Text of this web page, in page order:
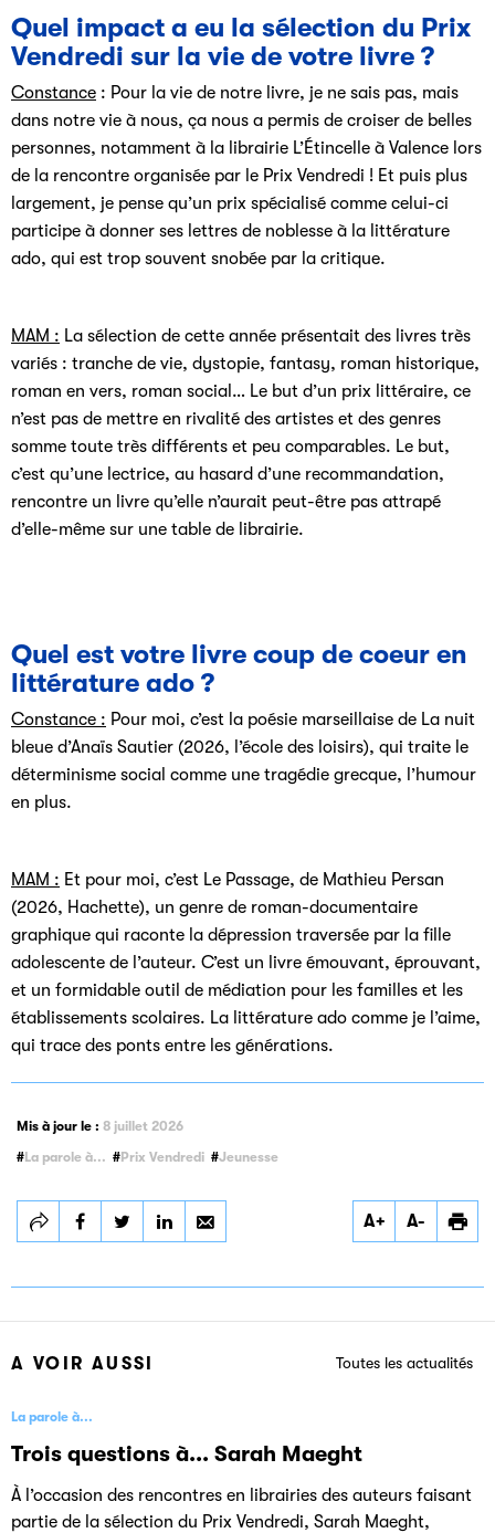
Quel impact a eu la sélection du Prix
Vendredi sur la vie de votre livre ?
Constance : Pour la vie de notre livre, je ne sais pas, mais
dans notre vie à nous, ça nous a permis de croiser de belles
personnes, notamment à la librairie L’Étincelle à Valence lors
de la rencontre organisée par le Prix Vendredi ! Et puis plus
largement, je pense qu’un prix spécialisé comme celui-ci
participe à donner ses lettres de noblesse à la littérature
ado, qui est trop souvent snobée par la critique.
MAM : La sélection de cette année présentait des livres très
variés : tranche de vie, dystopie, fantasy, roman historique,
roman en vers, roman social… Le but d’un prix littéraire, ce
n’est pas de mettre en rivalité des artistes et des genres
somme toute très différents et peu comparables. Le but,
c’est qu’une lectrice, au hasard d’une recommandation,
rencontre un livre qu’elle n’aurait peut-être pas attrapé
d’elle-même sur une table de librairie.
Quel est votre livre coup de coeur en
littérature ado ?
Constance : Pour moi, c’est la poésie marseillaise de La nuit
bleue d’Anaïs Sautier (2026, l’école des loisirs), qui traite le
déterminisme social comme une tragédie grecque, l’humour
en plus.
MAM : Et pour moi, c’est Le Passage, de Mathieu Persan
(2026, Hachette), un genre de roman-documentaire
graphique qui raconte la dépression traversée par la fille
adolescente de l’auteur. C’est un livre émouvant, éprouvant,
et un formidable outil de médiation pour les familles et les
établissements scolaires. La littérature ado comme je l’aime,
qui trace des ponts entre les générations.
Mis à jour le : 8 juillet 2026
La parole à...
Prix Vendredi Jeunesse
Partager
Trois questions à…
Robert-Murail
Partager
Trois questions à…
Robert-Murail
Partager
Trois questions à…
Robert-Murail
A+ A-
A VOIR AUSSI Toutes les actualités
La parole à...
Trois questions à... Sarah Maeght
À l’occasion des rencontres en librairies des auteurs faisant
partie de la sélection du Prix Vendredi, Sarah Maeght,